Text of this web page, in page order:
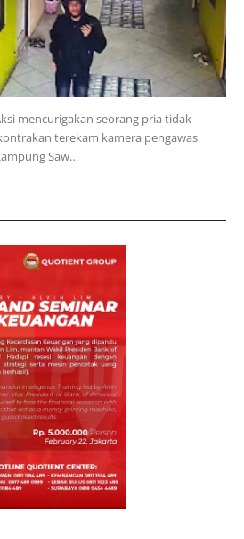
mencurigakan seorang pria tidak
terekam kamera pengawas
Saw…